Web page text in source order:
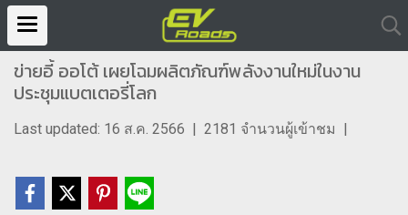
ข่ายอี้ ออโต้ เผยโฉมผลิตภัณฑ์พลังงานใหม่ในงาน
ประชุมแบตเตอรี่โลก
Last updated: 16 ส.ค. 2566 | 2181 จำนวนผู้เข้าชม |